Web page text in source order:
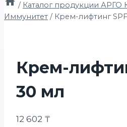
/ Каталог продукции АРГО
Иммунитет / Крем-лифтинг
Крем-
30 мл
12 602 ₸